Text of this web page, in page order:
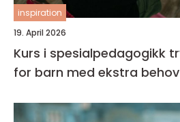
inspiration
19. April 2026
Kurs i spesialpedagogikk tryggere hverdag
for barn med ekstra behov